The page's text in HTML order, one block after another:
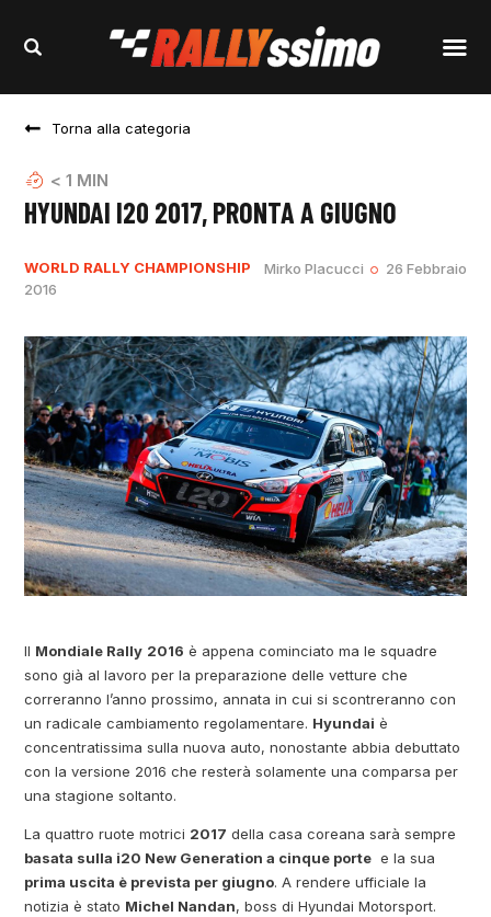
Torna alla categoria
< 1 MIN
HYUNDAI I20 2017, PRONTA A GIUGNO
WORLD RALLY CHAMPIONSHIP Mirko Placucci
26 Febbraio
2016
Il Mondiale Rally 2016 è appena cominciato ma le squadre
sono già al lavoro per la preparazione delle vetture che
correranno l’anno prossimo, annata in cui si scontreranno con
un radicale cambiamento regolamentare. Hyundai è
concentratissima sulla nuova auto, nonostante abbia debuttato
con la versione 2016 che resterà solamente una comparsa per
una stagione soltanto.
La quattro ruote motrici 2017 della casa coreana sarà sempre
basata sulla i20 New Generation a cinque porte e la sua
prima uscita è prevista per giugno. A rendere ufficiale la
notizia è stato Michel Nandan, boss di Hyundai Motorsport.